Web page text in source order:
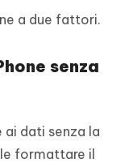
a due fattori.
senza
ai dati senza la
formattare il